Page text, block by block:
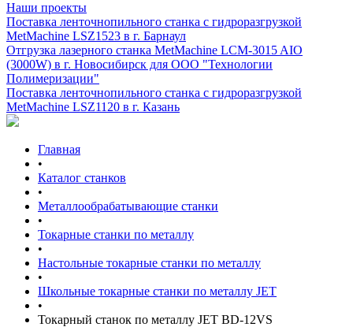
Наши проекты
Поставка ленточнопильного станка c гидроразгрузкой
MetMachine LSZ1523 в г. Барнаул
Отгрузка лазерного станка MetMachine LCM-3015 AIO
(3000W) в г. Новосибирск для ООО "Технологии
Полимеризации"
Поставка ленточнопильного станка c гидроразгрузкой
MetMachine LSZ1120 в г. Казань
Главная
•
Каталог станков
•
Металлообрабатывающие станки
•
Токарные станки по металлу
•
Настольные токарные станки по металлу
•
Школьные токарные станки по металлу JET
•
Токарный станок по металлу JET BD-12VS